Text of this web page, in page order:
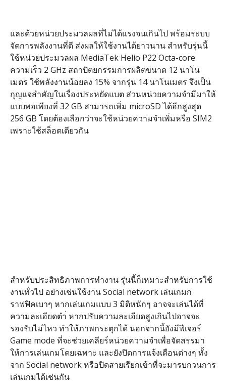
และด้วยหน่วยประมวลผลที่ไม่ได้แรงจนเกินไป พร้อมระบบ
จัดการพลังงานที่ดี ส่งผลให้ใช้งานได้ยาวนาน สำหรับรุ่นนี้
ใช้หน่วยประมวลผล MediaTek Helio P22 Octa-core
ความเร็ว 2 GHz สถาปัตยกรรมการผลิตขนาด 12 นาโน
เมตร ใช้พลังงานน้อยลง 15% จากรุ่น 14 นาโนเมตร จึงเป็น
กุญแจสำคัญในเรื่องประหยัดแบต ส่วนหน่วยความจำมีมาให้
แบบพอเพียงที่ 32 GB สามารถเพิ่ม microSD ได้อีกสูงสุด
256 GB โดยต้องเลือกว่าจะใช้หน่วยความจำเพิ่มหรือ SIM2
เพราะใช้สล็อตเดียวกัน
สำหรับประสิทธิภาพการทำงาน รุ่นนี้ก็เหมาะสำหรับการใช้
งานทั่วไป อย่างเช่นใช้งาน Social network เล่นเกมก
ราฟฟิคเบาๆ หากเล่นเกมแบบ 3 มิติหนักๆ อาจจะเล่นได้ที่
ความละเอียดตำ่ หากปรับความละเอียดสูงเกินไปอาจจะ
รองรับไม่ไหว ทำให้ภาพกระตุกได้ นอกจากนี้ยังมีฟีเจอร์
Game mode ที่จะช่วยเคลียร์หน่วยความจำเพื่อจัดสรรมา
ให้การเล่นเกมโดยเฉพาะ และยังปิดการแจ้งเตือนต่างๆ ทั้ง
จาก Social network หรือปิดสายเรียกเข้าที่จะมารบกวนการ
เล่นเกมได้เช่นกัน